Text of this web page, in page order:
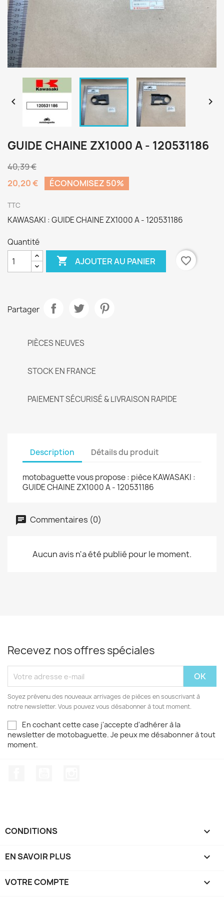
 
GUIDE CHAINE ZX1000 A - 120531186
40,39 €
20,20 €
ÉCONOMISEZ 50%
TTC
KAWASAKI : GUIDE CHAINE ZX1000 A - 120531186
Quantité
 AJOUTER AU PANIER favorite_border
Partager
PIÈCES NEUVES
STOCK EN FRANCE
PAIEMENT SÉCURISÉ & LIVRAISON RAPIDE
Description Détails du produit
motobaguette vous propose : pièce KAWASAKI :
GUIDE CHAINE ZX1000 A - 120531186
Commentaires (0)
Aucun avis n'a été publié pour le moment.
Recevez nos offres spéciales
Soyez prévenu des nouveaux arrivages de pièces en souscrivant à
notre newsletter. Vous pouvez vous désabonner à tout moment.
En cochant cette case j'accepte d'adhérer à la
newsletter de motobaguette. Je peux me désabonner à tout
moment.
CONDITIONS 
EN SAVOIR PLUS 
VOTRE COMPTE 